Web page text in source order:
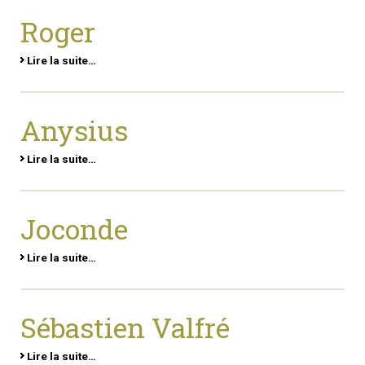
Roger
Lire la suite…
Anysius
Lire la suite…
Joconde
Lire la suite…
Sébastien Valfré
Lire la suite…